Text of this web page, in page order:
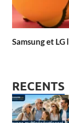
Samsung et
RECENTS